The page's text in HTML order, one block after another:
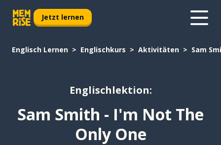
Jetzt lernen
Englisch Lernen Englischkurs Aktivitäten Sam
Englischlektion:
Sam Smith - I'm Not The
Only One